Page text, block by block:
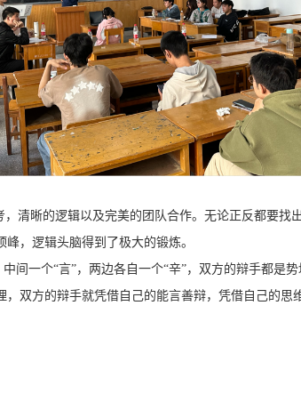
清晰的逻辑以及完美的团队合作。无论正反都要找
，逻辑头脑得到了极大的锻炼。
间一个“言”，两边各自一个“辛”，双方的辩手都是
双方的辩手就凭借自己的能言善辩，凭借自己的思